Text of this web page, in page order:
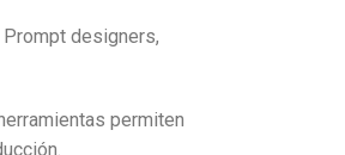
designers,
permiten